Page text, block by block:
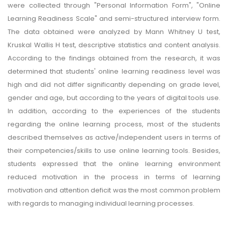
were collected through "Personal Information Form", "Online
Learning Readiness Scale" and semi-structured interview form.
The data obtained were analyzed by Mann Whitney U test,
Kruskal Wallis H test, descriptive statistics and content analysis.
According to the findings obtained from the research, it was
determined that students' online learning readiness level was
high and did not differ significantly depending on grade level,
gender and age, but according to the years of digital tools use.
In addition, according to the experiences of the students
regarding the online learning process, most of the students
described themselves as active/independent users in terms of
their competencies/skills to use online learning tools. Besides,
students expressed that the online learning environment
reduced motivation in the process in terms of learning
motivation and attention deficit was the most common problem
with regards to managing individual learning processes.